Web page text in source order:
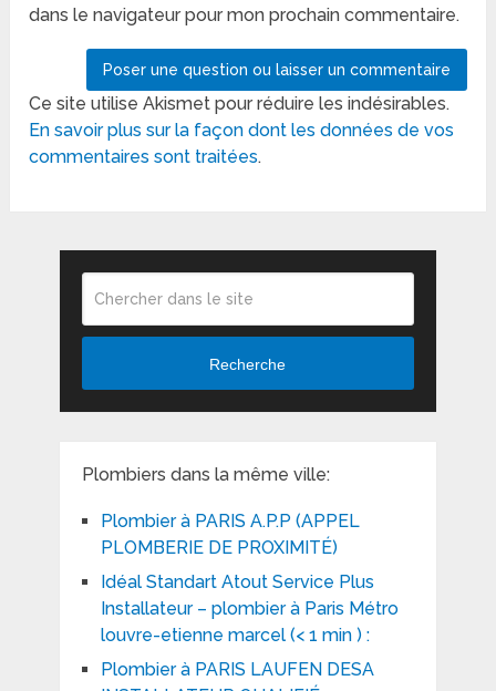
dans le navigateur pour mon prochain commentaire.
Ce site utilise Akismet pour réduire les indésirables.
En savoir plus sur la façon dont les données de vos
commentaires sont traitées.
Recherche
Plombiers dans la même ville:
Plombier à PARIS A.P.P (APPEL
PLOMBERIE DE PROXIMITÉ)
Idéal Standart Atout Service Plus
Installateur – plombier à Paris Métro
louvre-etienne marcel (< 1 min ) :
Plombier à PARIS LAUFEN DESA